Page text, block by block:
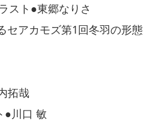
スト●東郷なりさ
アカモズ第1回冬羽の形態
拓哉
●川口 敏